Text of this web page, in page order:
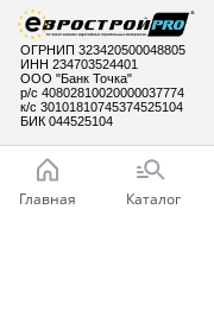
ОГРНИП 323420500048805
ИНН 234703524401
ООО "Банк Точка"
р/с 40802810020000037774
к/с 30101810745374525104
БИК 044525104
Главная Каталог